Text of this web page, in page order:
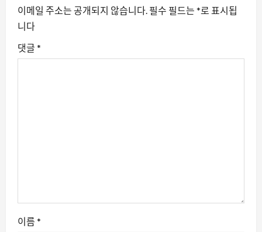
션
이메일 주소는 공개되지 않습니다. 필수 필드는 *로 표시됩
니다
댓글 *
이름 *